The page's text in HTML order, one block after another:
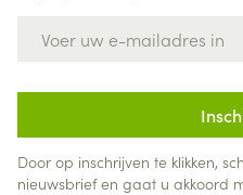
Door op inschrijven te klikken,
nieuwsbrief en gaat u akkoord